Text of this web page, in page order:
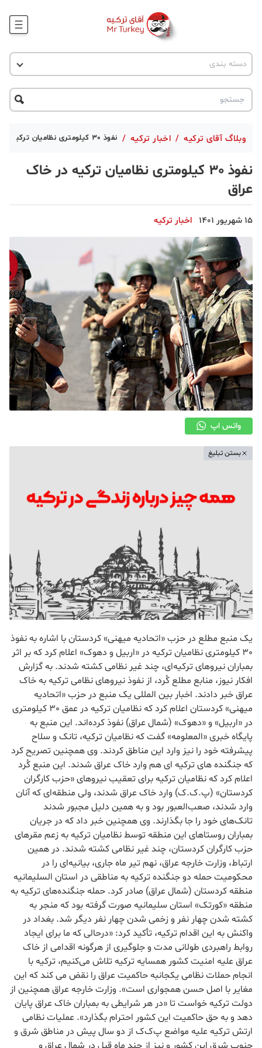
وبلاگ
جاذبه گردشگری
دسته بندی
اخبار ترکیه
پروژه ها
تحصیل در ترکیه
ترکیه گردی
حقوقی
قبرس
وبلاگ آقای ترکیه / اخبار ترکیه / نفوذ 30 کیلومتری نظامیان ترکیه در خاک عراق
نفوذ 30 کیلومتری نظامیان ترکیه در خاک
عراق
15 شهریور 1401 اخبار ترکیه
واتس اپ
بستن تبلیغ
یک منبع مطلع در حزب «اتحادیه میهنی» کردستان با اشاره به نفوذ
30 کیلومتری نظامیان ترکیه در «اربیل و دهوک» اعلام کرد که بر اثر
بمباران نیروهای ترکیه‌ای، چند غیر نظامی کشته شدند. به گزارش
افکار نیوز، منابع مطلع کُرد، از نفوذ نیروهای نظامی ترکیه به خاک
عراق خبر دادند. اخبار بین المللی یک منبع در حزب «اتحادیه
میهنی» کردستان اعلام کرد که نظامیان ترکیه در عمق 30 کیلومتری
در «اربیل» و «دهوک» (شمال عراق) نفوذ کرده‌اند. این منبع به
پایگاه خبری «المعلومه» گفت که نظامیان ترکیه، تانک و سلاح
پیشرفته خود را نیز وارد این مناطق کردند. وی همچنین تصریح کرد
که جنگنده های ترکیه ای هم وارد خاک عراق شدند. این منبع کُرد
اعلام کرد که نظامیان ترکیه برای تعقیب نیروهای «حزب کارگران
کردستان» (پ.ک.ک) وارد خاک عراق شدند، ولی منطقه‌ای که آنان
وارد شدند، صعب‌العبور بود و به همین دلیل مجبور شدند
تانک‌های خود را جا بگذارند. وی همچنین خبر داد که در جریان
بمباران روستاهای این منطقه توسط نظامیان ترکیه به زعم مقرهای
حزب کارگران کردستان، چند غیر نظامی کشته شدند. در همین
ارتباط، وزارت خارجه عراق، نهم تیر ماه جاری، بیانیه‌ای را در
محکومیت حمله دو جنگنده‌ ترکیه به مناطقی در استان السلیمانیه
منطقه کردستان (شمال عراق) صادر کرد. حمله جنگنده‌های ترکیه به
منطقه «کورتک» استان سلیمانیه صورت گرفته بود که منجر به
کشته شدن چهار نفر و زخمی شدن چهار نفر دیگر شد. بغداد در
واکنش به این اقدام ترکیه، تأکید کرد: «درحالی که ما برای ایجاد
روابط راهبردی طولانی مدت و جلوگیری از هرگونه اقدامی از خاک
عراق علیه امنیت کشور همسایه ترکیه تلاش می‌کنیم، ترکیه با
انجام حملات نظامی یکجانبه حاکمیت عراق را نقض می کند که این
مغایر با اصل حسن همجواری است». وزارت خارجه عراق همچنین از
دولت ترکیه خواست تا «در هر شرایطی به بمباران خاک عراق پایان
دهد و به حق حاکمیت این کشور احترام بگذارد». عملیات نظامی
ارتش ترکیه علیه مواضع پ‌ک‌ک از دو سال پیش در مناطق شرق و